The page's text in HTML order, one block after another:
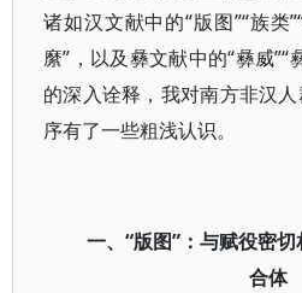
诸如汉文献中的“版图”“族类
縻”，以及彝文献中的“彝威
的深入诠释，我对南方非汉
序有了一些粗浅认识。
一、“版图”：与赋役密
合体